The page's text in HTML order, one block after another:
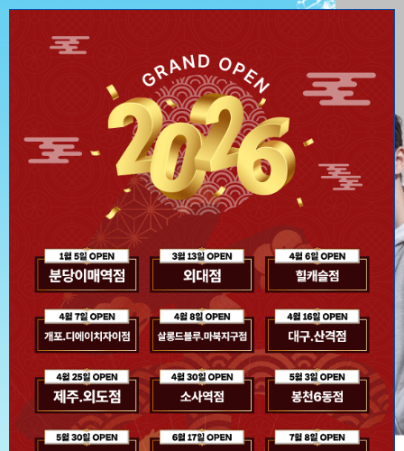
신제품 스파클링 라인 출신
오늘 하루 이 창을 열지 않기 Close